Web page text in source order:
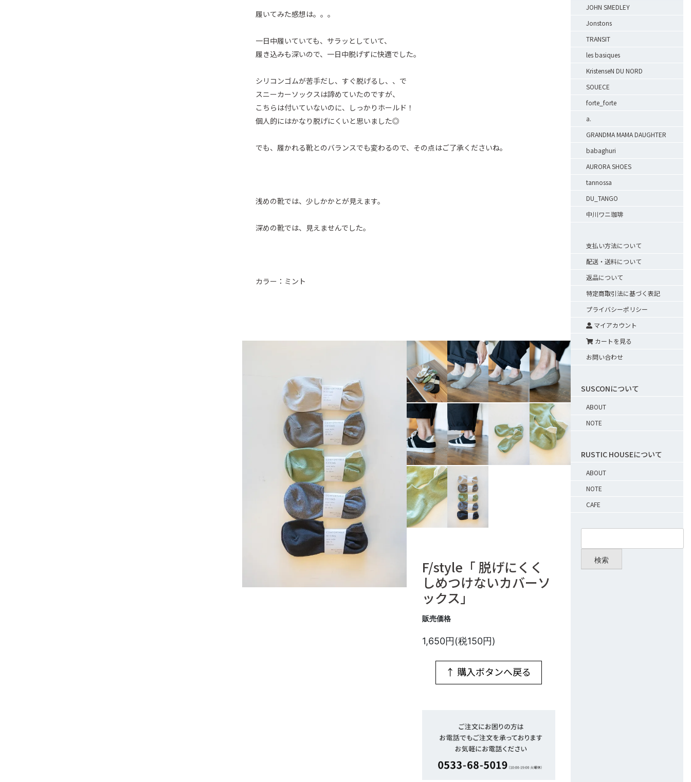
履いてみた感想は。。。
一日中履いていても、サラッとしていて、
履き込みも深いので、一日中脱げずに快適でした。
シリコンゴムが苦手だし、すぐ脱げるし、、で
スニーカーソックスは諦めていたのですが、
こちらは付いていないのに、しっかりホールド！
個人的にはかなり脱げにくいと思いました◎
でも、履かれる靴とのバランスでも変わるので、その点はご了承くださいね。
浅めの靴では、少しかかとが見えます。
深めの靴では、見えませんでした。
カラー：ミント
F/style「 脱げにくく
しめつけないカバーソ
ックス」
販売価格
1,650円(税150円)
↑ 購入ボタンへ戻る
JOHN SMEDLEY
Jonstons
TRANSIT
les basiques
KristenseN DU NORD
SOUECE
forte_forte
a.
GRANDMA MAMA DAUGHTER
babaghuri
AURORA SHOES
tannossa
DU_TANGO
中川ワニ珈琲
支払い方法について
配送・送料について
返品について
特定商取引法に基づく表記
プライバシーポリシー
マイアカウント
カートを見る
お問い合わせ
SUSCONについて
ABOUT
NOTE
RUSTIC HOUSEについて
ABOUT
NOTE
CAFE
検索